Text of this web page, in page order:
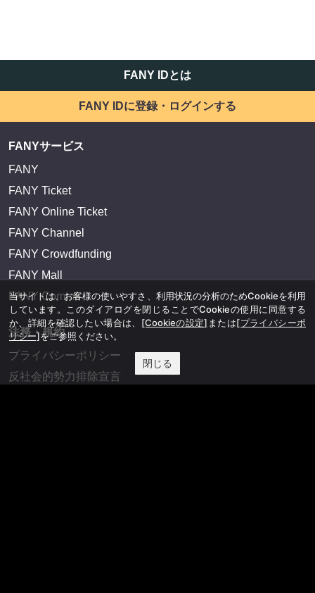
FANY IDとは
FANY IDに登録・ログインする
FANYサービス
FANY
FANY Ticket
FANY Online Ticket
FANY Channel
FANY Crowdfunding
FANY Mall
FANY Commu
法務・規約
プライバシーポリシー
反社会的勢力排除宣言
当サイトは、お客様の使いやすさ、利用状況の分析のためCookieを利用
しています。このダイアログを閉じることでCookieの使用に同意する
か、詳細を確認したい場合は、 [Cookieの設定] または[プライバシーポ
リシー]をご参照ください。
閉じる